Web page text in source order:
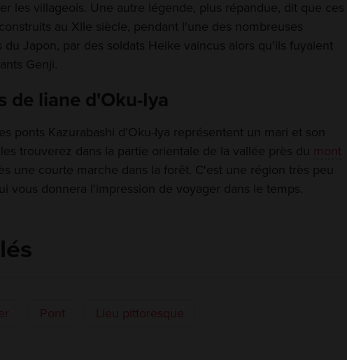
les villageois. Une autre légende, plus répandue, dit que ces
au XIIe siècle, pendant l'une des nombreuses
du Japon, par des soldats Heike vaincus alors qu'ils fuyaient
Genji.
de liane d'Oku-Iya
ponts Kazurabashi d'Oku-Iya représentent un mari et son
trouverez dans la partie orientale de la vallée près du
mont
une courte marche dans la forêt. C'est une région très peu
vous donnera l'impression de voyager dans le temps.
Pont Lieu pittoresque